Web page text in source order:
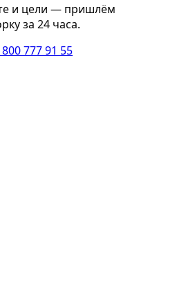
и цели — пришлём
за 24 часа.
777 91 55